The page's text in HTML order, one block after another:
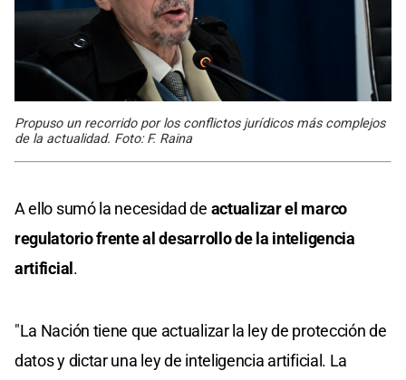
Propuso un recorrido por los conflictos jurídicos más complejos
de la actualidad. Foto: F. Raina
A ello sumó la necesidad de actualizar el marco
regulatorio frente al desarrollo de la inteligencia
artificial .
"La Nación tiene que actualizar la ley de protección de
datos y dictar una ley de inteligencia artificial. La